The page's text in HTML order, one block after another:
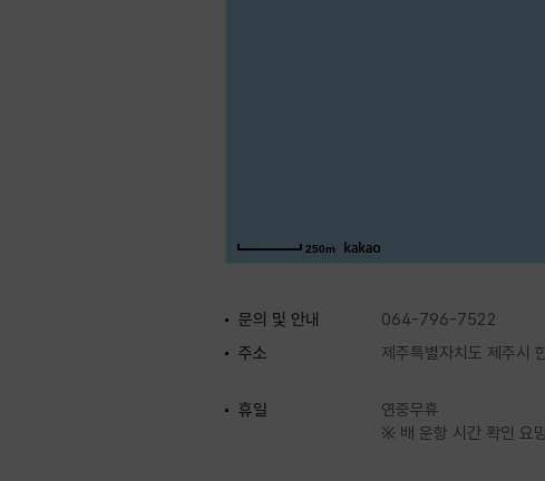
250m
문의 및 안내 064-796-7522
주소
제주특별자치도 제주시
휴일
연중무휴
※ 배 운항 시간 확인 요